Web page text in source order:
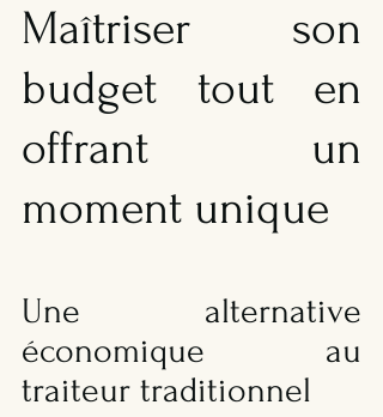
Maîtriser son
budget tout en
offrant un
moment unique
Une alternative
économique au
traiteur traditionnel